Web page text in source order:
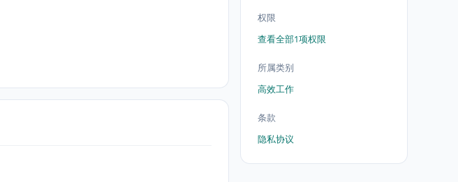
权限
查看全部1项权限
所属类别
高效工作
条款
隐私协议